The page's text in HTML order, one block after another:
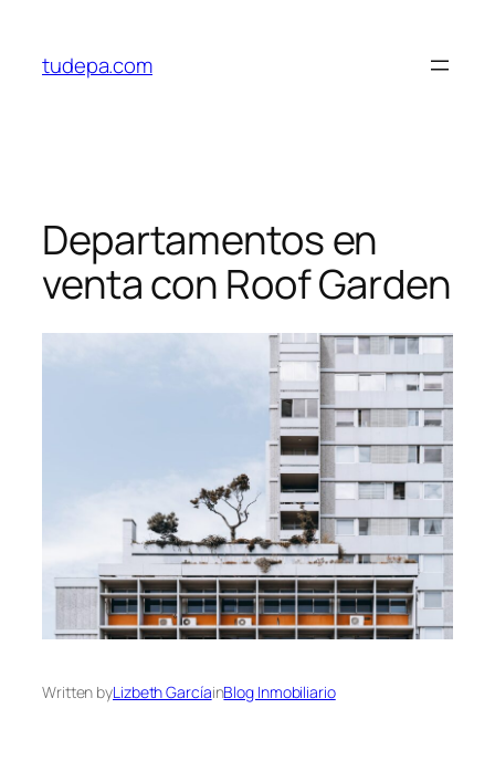
contenido
tudepa.com
Departamentos en
venta con Roof Garden
Written byLizbeth GarcíainBlog Inmobiliario